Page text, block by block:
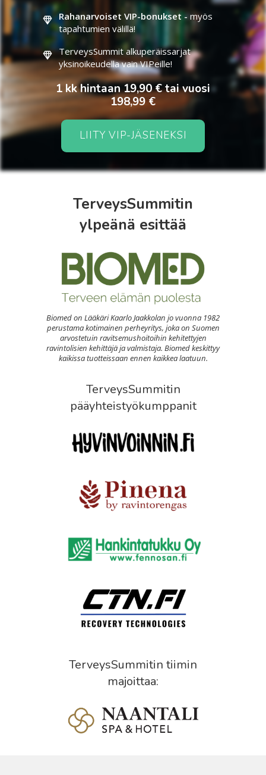
Rahanarvoiset VIP-bonukset -myös
tapahtumien välillä!
TerveysSummit alkuperäissarjat
yksinoikeudella vain VIPeille!
1 kk hintaan 19,90 € tai vuosi
198,99 €
LIITY VIP-JÄSENEKSI
TerveysSummitin
ylpeänä esittää
Biomed on Lääkäri Kaarlo Jaakkolan jo vuonna 1982
perustama kotimainen perheyritys, joka on Suomen
arvostetuin ravitsemushoitoihin kehitettyjen
ravintolisien kehittäjä ja valmistaja. Biomed keskittyy
kaikissa tuotteissaan ennen kaikkea laatuun.
TerveysSummitin
pääyhteistyökumppanit
TerveysSummitin tiimin
majoittaa: